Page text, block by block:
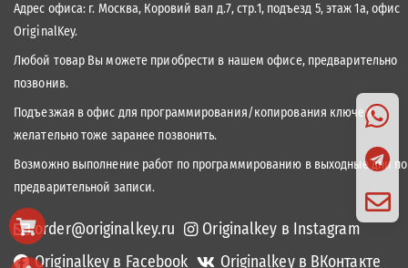
Адрес офиса: г. Москва, Коровий вал д.7, стр.1, подъезд 5, этаж 1а, офис
OriginalKey.
Любой товар Вы можете приобрести в нашем офисе, предварительно
позвонив.
Подъезжая в офис для программирования/копирования ключей,
желательно тоже заранее позвонить.
Возможно выполнение работ по программированию в выходные дни по
предварительной записи.
order@originalkey.ru
Originalkey в Instagram
Originalkey в Facebook
Originalkey в ВКонтакте